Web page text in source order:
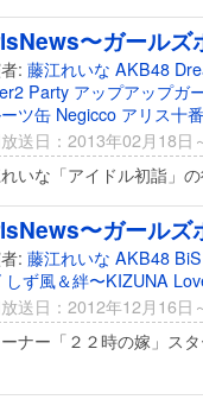
〜ガールズ
: 藤江れいな AKB48
Party アップアップガ
ツ缶 Negicco アリス十番
送日：2013年02月18日
いな「アイドル初詣」
〜ガールズ
: 藤江れいな AKB48 BiS
しず風＆絆〜KIZUNA
送日：2012年12月16日
ナー「２２時の嫁」ス